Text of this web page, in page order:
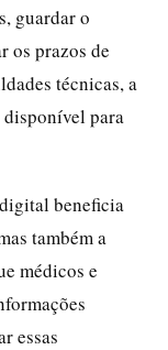
guardar o
os prazos de
técnicas, a
para
beneficia
também a
médicos e
essas